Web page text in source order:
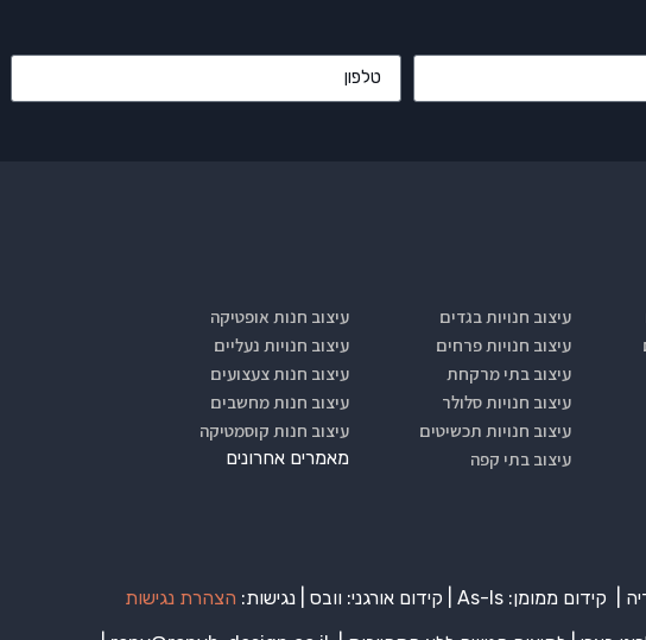
עיצוב חנויות בגדים
עיצוב חנויות פרחים
עיצוב בתי מרקחת
עיצוב חנויות סלולר
עיצוב חנויות תכשיטים
עיצוב בתי קפה
עיצוב חנות אופטיקה
עיצוב חנויות נעליים
עיצוב חנות צעצועים
עיצוב חנות מחשבים
עיצוב חנות קוסמטיקה
מאמרים אחרונים
| קידום ממומן: As-Is | קידום אורגני: וובס | נגישות: הצהרת נגישות